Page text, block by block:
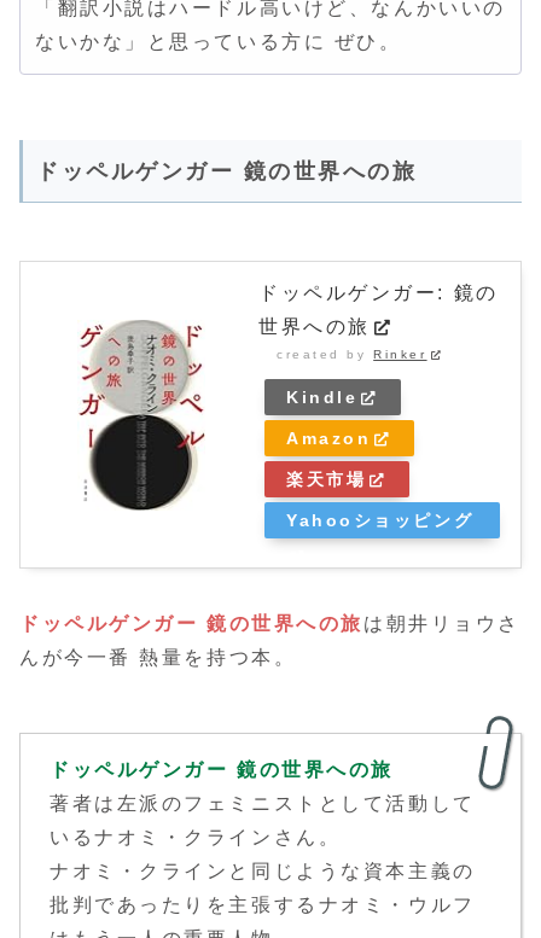
「翻訳小説はハードル高いけど、なんかいいの
ないかな」と思っている方に ぜひ。
ドッペルゲンガー 鏡の世界への旅
ドッペルゲンガー: 鏡の
世界への旅
created by Rinker
Kindle
Amazon
楽天市場
Yahooショッピング
ドッペルゲンガー 鏡の世界への旅 は朝井リョウさ
んが今一番 熱量を持つ本。
ドッペルゲンガー 鏡の世界への旅
著者は左派のフェミニストとして活動して
いるナオミ・クラインさん。
ナオミ・クラインと同じような資本主義の
批判であったりを主張するナオミ・ウルフ